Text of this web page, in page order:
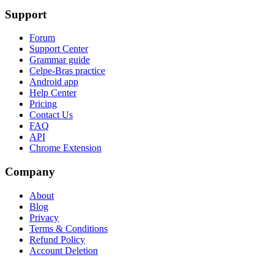
Support
Forum
Support Center
Grammar guide
Celpe-Bras practice
Android app
Help Center
Pricing
Contact Us
FAQ
API
Chrome Extension
Company
About
Blog
Privacy
Terms & Conditions
Refund Policy
Account Deletion